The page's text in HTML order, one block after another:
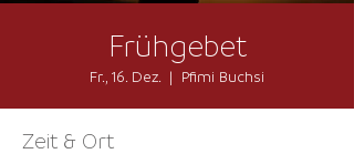
Frühgebet
Fr., 16. Dez.
  |
Pfimi Buchsi
Zeit & Ort